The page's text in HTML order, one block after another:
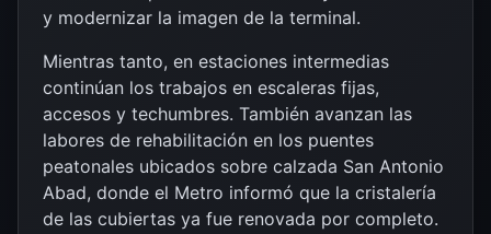
y modernizar la imagen de la terminal.
Mientras tanto, en estaciones intermedias
continúan los trabajos en escaleras fijas,
accesos y techumbres. También avanzan las
labores de rehabilitación en los puentes
peatonales ubicados sobre calzada San Antonio
Abad, donde el Metro informó que la cristalería
de las cubiertas ya fue renovada por completo.